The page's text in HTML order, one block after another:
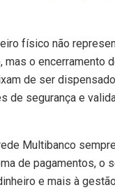
físico não
mas o encerramento
de ser
de segurança e
Multibanco
de pagamentos, o
e mais à